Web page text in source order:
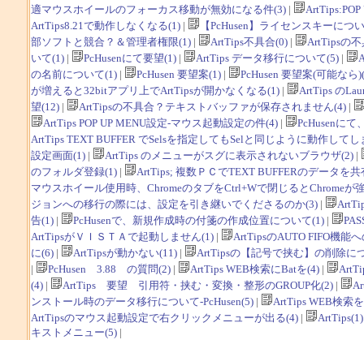
適マウスホイールのフォーカス移動が無効になる件(3)|
ArtTips8.21で動作しなくなる(1)|
【PcHusen】ライセンスキーにつ
部ソフトと競合？＆管理者権限(1)| ArtTips不具合(0)|
ArtTipsの不
いて(1)| PcHusenにて要望(1)| ArtTips データ移行について(5)|
の名前について(1)| PcHusen 要望案(1)|
PcHusen 要望案(可能なら
が増えると32bitアプリ上でArtTipsが開かなくなる(1)|
ArtTips の
望(12)| ArtTipsの不具合？テキストバッファが保存されません(4)|
ArtTips POP UP MENU設定-マウス起動設定の件(4)|
PcHusenにて
ArtTips TEXT BUFFER でSelsを指定してもSelと同じように動作してし
設定画面(1)| ArtTips のメニューがスグに表示されないブラウザ(2)|
のフォルダ登録(1)|
ArtTips; 複数ＰＣでTEXT BUFFERのデータを
マウスホイール使用時、ChromeのタブをCtrl+Wで閉じるとChromeが
ジョンへの移行の際には、設定を引き継いでくださるのか(3)|
告(1)| PcHusenで、新規作成時の付箋の作成位置について(1)|
ArtTipsがＶＩＳＴＡで起動しません(1)|
ArtTipsのAUTO FIFO機能
に(6)| ArtTipsが動かない(11)|
ArtTipsの【記号で挟む】の削除に
|
PcHusen 3.88 の質問(2)| ArtTips WEB検索にBatを(4)|
(4)| ArtTips 要望 引用符・挟む・変換・整形のGROUP化(2)|
ンストール時のデータ移行について-PcHusen(5)|
ArtTips WEB検索
ArtTipsのマウス起動設定で右クリックメニューが出る(4)| ArtTips(1)
キストメニュー(5)|